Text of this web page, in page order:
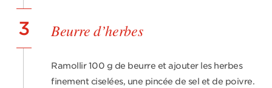
3 Beurre d’herbes
Ramollir 100 g de beurre et ajouter les herbes
finement ciselées, une pincée de sel et de poivre.